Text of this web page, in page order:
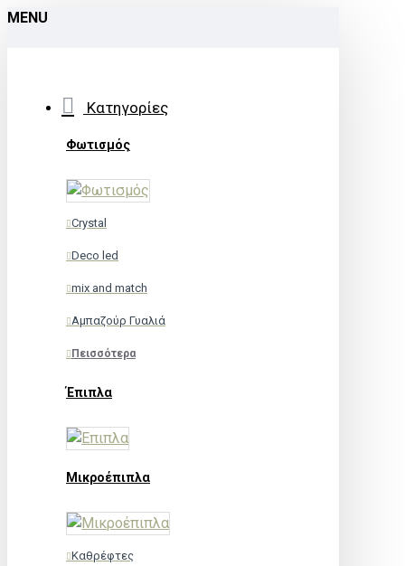
MENU
Κατηγορίες
Φωτισμός
Crystal
Deco led
mix and match
Αμπαζούρ Γυαλιά
Πεισσότερα
Έπιπλα
Μικροέπιπλα
Καθρέφτες